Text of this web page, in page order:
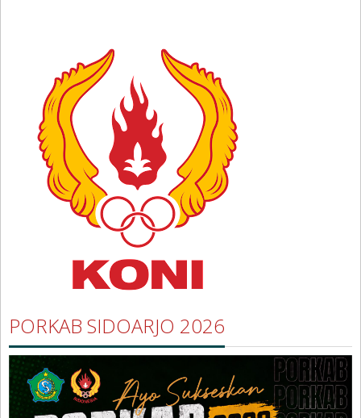
PORKAB SIDOARJO 2026